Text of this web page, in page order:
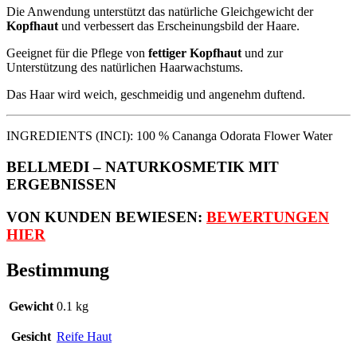
Die Anwendung unterstützt das natürliche Gleichgewicht der
Kopfhaut und verbessert das Erscheinungsbild der Haare.
Geeignet für die Pflege von fettiger Kopfhaut und zur
Unterstützung des natürlichen Haarwachstums.
Das Haar wird weich, geschmeidig und angenehm duftend.
INGREDIENTS (INCI): 100 % Cananga Odorata Flower Water
BELLMEDI – NATURKOSMETIK MIT
ERGEBNISSEN
VON KUNDEN BEWIESEN: BEWERTUNGEN
HIER
Bestimmung
Gewicht 0.1 kg
Gesicht Reife Haut